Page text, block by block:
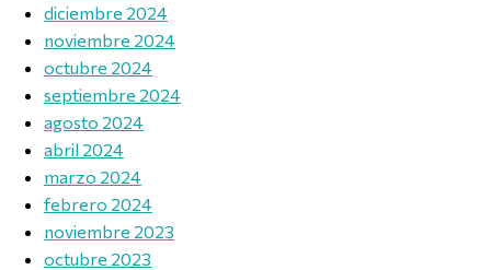
diciembre 2024
noviembre 2024
octubre 2024
septiembre 2024
agosto 2024
abril 2024
marzo 2024
febrero 2024
noviembre 2023
octubre 2023